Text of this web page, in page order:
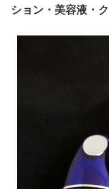
ション・美容液・